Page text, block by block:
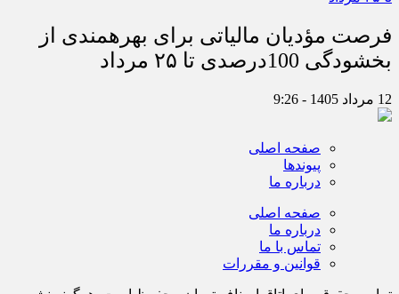
فرصت مؤدیان مالیاتی برای بهره‎مندی از
بخشودگی 100درصدی تا ۲۵ مرداد
12 مرداد 1405 - 9:26
صفحه اصلی
پیوندها
درباره ما
صفحه اصلی
درباره ما
تماس با ما
قوانین و مقررات